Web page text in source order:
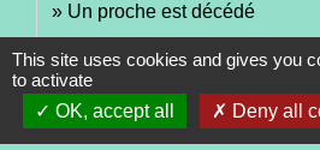
Un proche est décédé
This site uses cookies and gives you
to activate
OK, accept all
Deny all